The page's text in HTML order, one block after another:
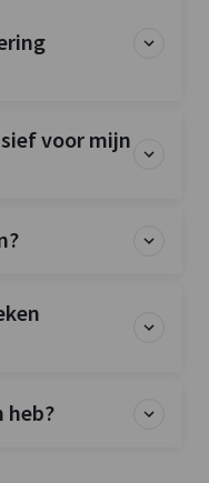
voor mijn
heb?